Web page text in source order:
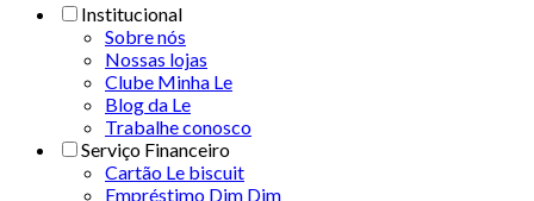
Institucional
Sobre nós
Nossas lojas
Clube Minha Le
Blog da Le
Trabalhe conosco
Serviço Financeiro
Cartão Le biscuit
Empréstimo Dim Dim